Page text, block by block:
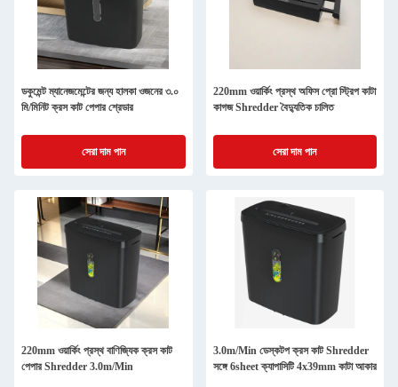
ডকুমেন্ট ম্যানেজমেন্টের জন্য হালকা ওজনের ৩.০
মি/মিনিট ক্রস কাট পেপার শ্রেডার
সেরা দাম পান
220mm ওয়ার্কিং প্রস্থ অফিস প্রো স্ট্রিপ কাটা
কাগজ Shredder বৈদ্যুতিক চালিত
সেরা দাম পান
220mm ওয়ার্কিং প্রস্থ বাণিজ্যিক ক্রস কাট
পেপার Shredder 3.0m/Min
3.0m/Min ডেস্কটপ ক্রস কাট Shredder
সঙ্গে 6sheet ক্যাপাসিটি 4x39mm কাটা আকার